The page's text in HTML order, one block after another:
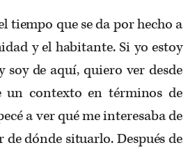
tiempo que se da por hecho a
y el habitante. Si yo estoy
soy de aquí, quiero ver desde
un contexto en términos de
a ver qué me interesaba de
dónde situarlo. Después de